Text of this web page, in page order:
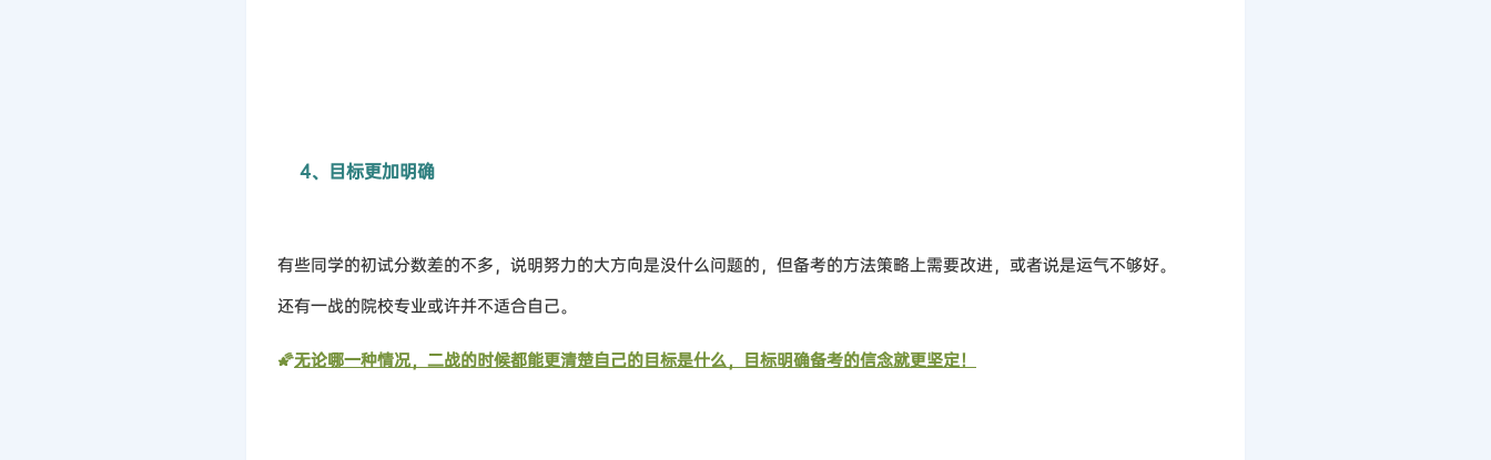
4、目标更加明确
有些同学的初试分数差的不多，说明努力的大方向是没什么问题的，但备考的方法策略上需要改进，或者说是运气不够好。
还有一战的院校专业或许并不适合自己。
🌠无论哪一种情况，二战的时候都能更清楚自己的目标是什么，目标明确备考的信念就更坚定！